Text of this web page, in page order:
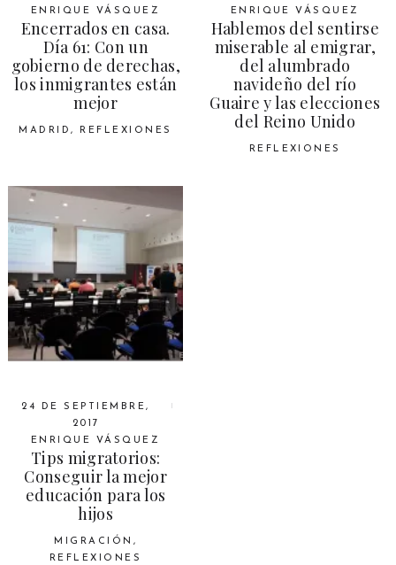
ENRIQUE VÁSQUEZ
Encerrados en casa.
Día 61: Con un
gobierno de derechas,
los inmigrantes están
mejor
MADRID, REFLEXIONES
ENRIQUE VÁSQUEZ
Hablemos del sentirse
miserable al emigrar,
del alumbrado
navideño del río
Guaire y las elecciones
del Reino Unido
REFLEXIONES
24 DE SEPTIEMBRE,
2017
ENRIQUE VÁSQUEZ
Tips migratorios:
Conseguir la mejor
educación para los
hijos
MIGRACIÓN ,
REFLEXIONES